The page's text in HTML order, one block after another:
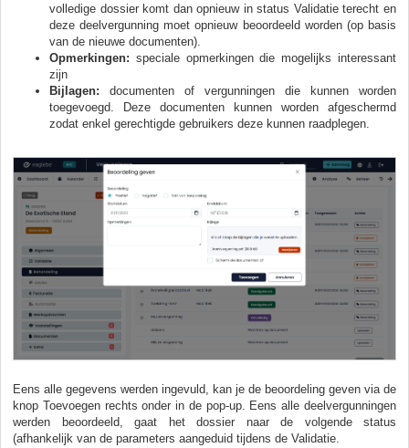
volledige dossier komt dan opnieuw in status Validatie terecht en
deze deelvergunning moet opnieuw beoordeeld worden (op basis
van de nieuwe documenten).
Opmerkingen: speciale opmerkingen die mogelijks interessant
zijn
Bijlagen: documenten of vergunningen die kunnen worden
toegevoegd. Deze documenten kunnen worden afgeschermd
zodat enkel gerechtigde gebruikers deze kunnen raadplegen.
Eens alle gegevens werden ingevuld, kan je de beoordeling geven via de
knop Toevoegen rechts onder in de pop-up. Eens alle deelvergunningen
werden beoordeeld, gaat het dossier naar de volgende status
(afhankelijk van de parameters aangeduid tijdens de Validatie.